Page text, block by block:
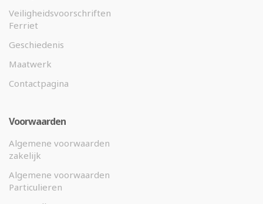
Veiligheidsvoorschriften
Ferriet
Geschiedenis
Maatwerk
Contactpagina
Voorwaarden
Algemene voorwaarden
zakelijk
Algemene voorwaarden
Particulieren